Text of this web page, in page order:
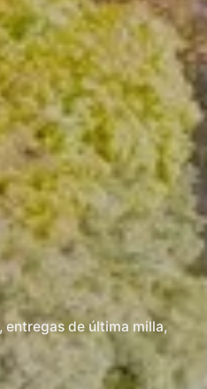
entregas de última milla